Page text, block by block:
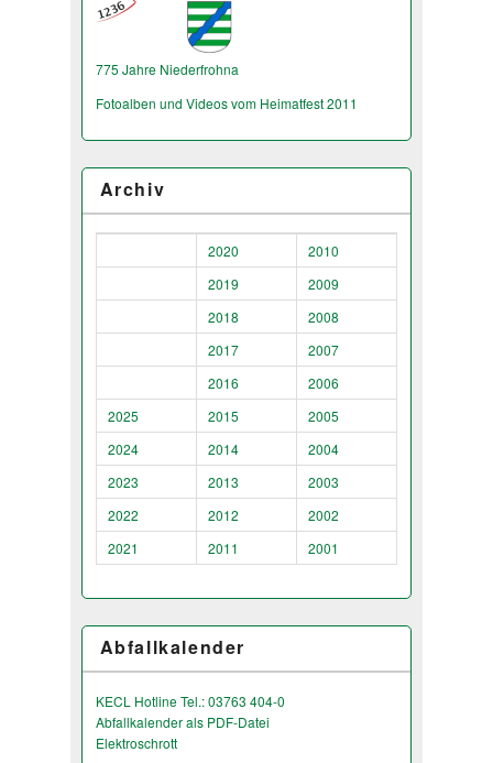
775 Jahre Niederfrohna
Fotoalben und Videos vom Heimatfest 2011
Archiv
2020
2010
2019
2009
2018
2008
2017
2007
2016
2006
2025
2015
2005
2024
2014
2004
2023
2013
2003
2022
2012
2002
2021
2011 2001
Abfallkalender
KECL Hotline Tel.: 03763 404-0
Abfallkalender als PDF-Datei
Elektroschrott